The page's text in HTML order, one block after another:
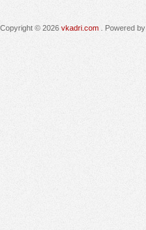
Copyright © 2026 vkadri.com . Powered by